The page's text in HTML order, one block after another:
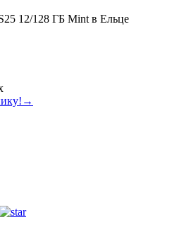
12/128 ГБ Mint в Ельце
→